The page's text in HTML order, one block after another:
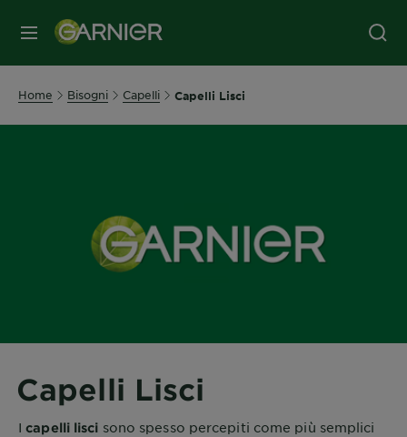
MENU
Home Bisogni Capelli Capelli Lisci
Capelli Lisci
Icapelli lisci sono spesso percepiti come più semplici